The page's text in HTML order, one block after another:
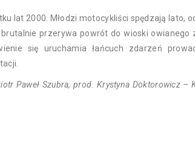
lat 2000. Młodzi motocykliści spędzają lato,
przerywa powrót do wioski owianego
się uruchamia łańcuch zdarzeń
Paweł Szubra, prod. Krystyna Doktorowicz –